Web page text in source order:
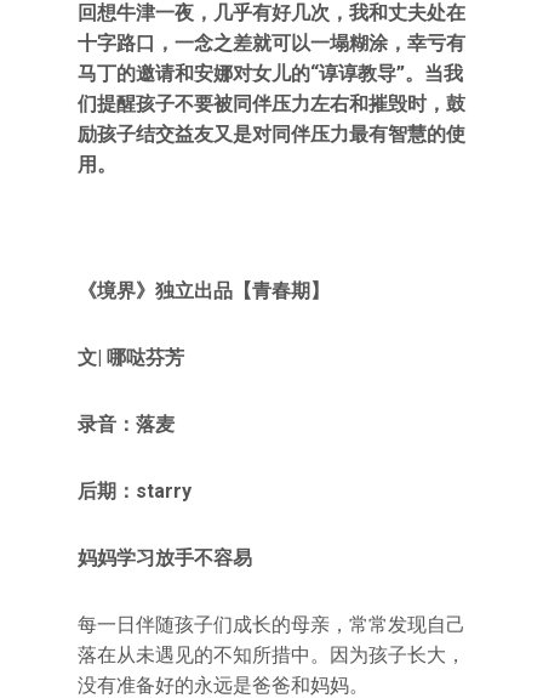
回想牛津一夜，几乎有好几次，我和丈夫处在
十字路口，一念之差就可以一塌糊涂，幸亏有
马丁的邀请和安娜对女儿的“谆谆教导”。当我
们提醒孩子不要被同伴压力左右和摧毁时，鼓
励孩子结交益友又是对同伴压力最有智慧的使
用。
《境界》独立出品【青春期】
文| 哪哒芬芳
录音：落麦
后期：starry
妈妈学习放手不容易
每一日伴随孩子们成长的母亲，常常发现自己
落在从未遇见的不知所措中。因为孩子长大，
没有准备好的永远是爸爸和妈妈。